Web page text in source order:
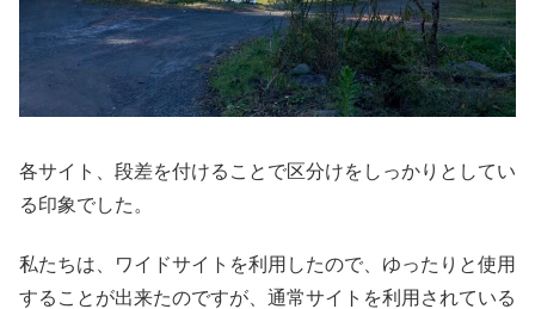
各サイト、段差を付けることで区分けをしっかりとしてい
る印象でした。
私たちは、ワイドサイトを利用したので、ゆったりと使用
することが出来たのですが、通常サイトを利用されている